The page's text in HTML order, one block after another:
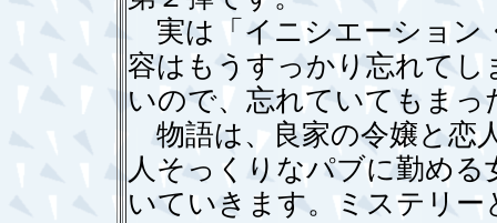
実は「イニシエーション
容はもうすっかり忘れて
いので、忘れていてもま
物語は、良家の令嬢と恋
人そっくりなパブに勤め
いていきます。ミステリ